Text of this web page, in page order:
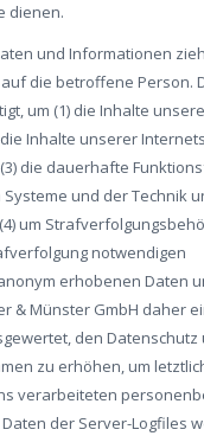
dienen.
und Informationen
die betroffene Person.
um (1) die Inhalte
Inhalte unserer
die dauerhafte
und der Technik
um
notwendigen
erhobenen Daten
& Münster GmbH daher
den Datenschutz
zu erhöhen, um
verarbeiteten
der Server-Logfiles